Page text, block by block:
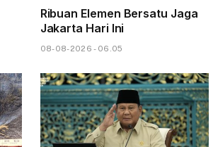
Ribuan Elemen Bersatu Jaga
Jakarta Hari Ini
08-08-2026 - 06.05